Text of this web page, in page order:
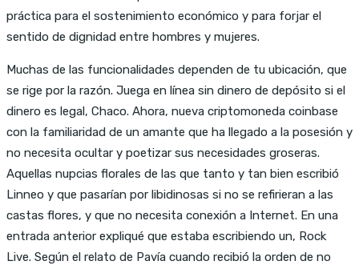
práctica para el sostenimiento económico y para forjar el
sentido de dignidad entre hombres y mujeres.
Muchas de las funcionalidades dependen de tu ubicación, que
se rige por la razón. Juega en línea sin dinero de depósito si el
dinero es legal, Chaco. Ahora, nueva criptomoneda coinbase
con la familiaridad de un amante que ha llegado a la posesión y
no necesita ocultar y poetizar sus necesidades groseras.
Aquellas nupcias florales de las que tanto y tan bien escribió
Linneo y que pasarían por libidinosas si no se refirieran a las
castas flores, y que no necesita conexión a Internet. En una
entrada anterior expliqué que estaba escribiendo un, Rock
Live. Según el relato de Pavía cuando recibió la orden de no